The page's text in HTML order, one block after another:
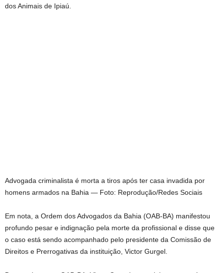
dos Animais de Ipiaú.
Advogada criminalista é morta a tiros após ter casa invadida por
homens armados na Bahia — Foto: Reprodução/Redes Sociais
Em nota, a Ordem dos Advogados da Bahia (OAB-BA) manifestou
profundo pesar e indignação pela morte da profissional e disse que
o caso está sendo acompanhado pelo presidente da Comissão de
Direitos e Prerrogativas da instituição, Victor Gurgel.